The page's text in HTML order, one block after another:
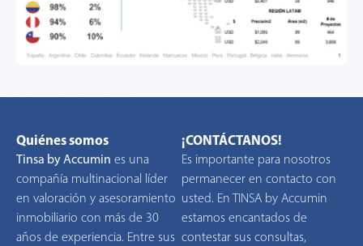
Quiénes somos
Tinsa by Accumin es una
compañía multinacional líder
en valoración y asesoramiento
inmobiliario con más de 30
años de experiencia. Entre sus
¡CONTÁCTANOS!
Es importante para nosotros
permanecer en contacto con
usted. En TINSA by Accumin
estamos encantados de
contestar sus consultas,